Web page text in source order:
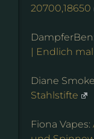
20700,18650
DampferBen:
| Endlich
Diane
Stahlstifte
Fiona Vapes: